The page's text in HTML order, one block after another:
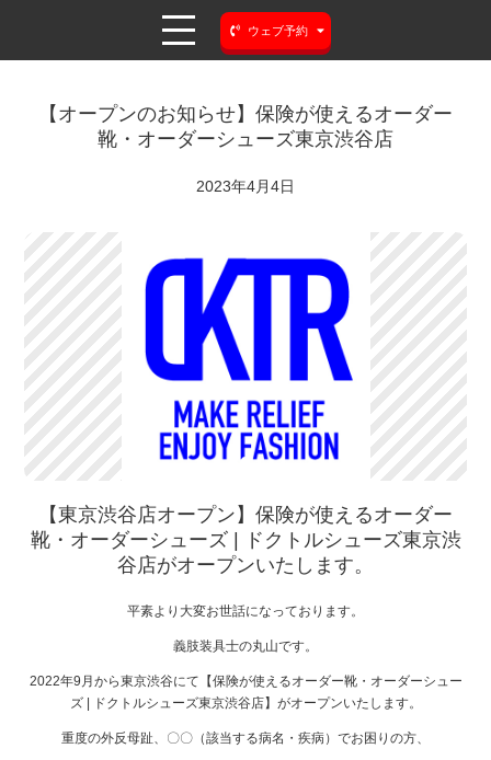
ウェブ予約
【オープンのお知らせ】保険が使えるオーダー
靴・オーダーシューズ東京渋谷店
2023年4月4日
【東京渋谷店オープン】保険が使えるオーダー
靴・オーダーシューズ | ドクトルシューズ東京渋
谷店がオープンいたします。
平素より大変お世話になっております。
義肢装具士の丸山です。
2022年9月から東京渋谷にて【保険が使えるオーダー靴・オーダーシュー
ズ | ドクトルシューズ東京渋谷店】がオープンいたします。
重度の外反母趾、〇〇（該当する病名・疾病）でお困りの方、